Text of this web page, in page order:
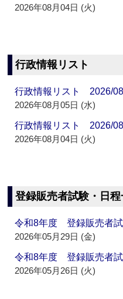
2026年08月04日 (火)
行政情報リスト
行政情報リスト 2026/
2026年08月05日 (水)
行政情報リスト 2026/
2026年08月04日 (火)
登録販売者試験・日程
令和8年度 登録販売者
2026年05月29日 (金)
令和8年度 登録販売者
2026年05月26日 (火)